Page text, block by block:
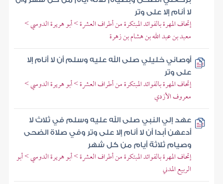
لا أنام إلا على وتر
إتحاف المهرة بالفوائد المبتكرة من أطراف العشرة > أبو هريرة الدوسي >
معبد بن عبد الله بن هشام بن زهرة
أوصاني خليلي صلى الله عليه وسلم أن لا أنام إلا
على وتر
إتحاف المهرة بالفوائد المبتكرة من أطراف العشرة > أبو هريرة الدوسي >
معروف الأزدي
عهد إلي النبي صلى الله عليه وسلم في ثلاث لا
أدعهن أبدا أن لا أنام إلا على وتر وفي صلاة الضحى
وصيام ثلاثة أيام من كل شهر
إتحاف المهرة بالفوائد المبتكرة من أطراف العشرة > أبو هريرة الدوسي > أبو
الربيع المدني